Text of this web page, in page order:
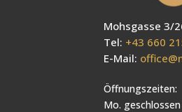
Mohsgasse 3/
Tel: +43 660
E-Mail:
Öffnungszeiten:
Mo. geschlossen